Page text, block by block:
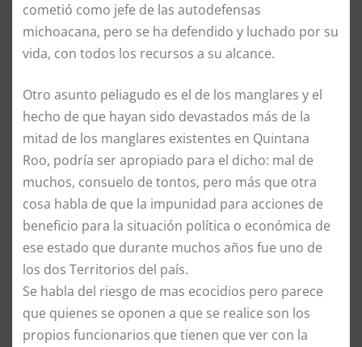
cometió como jefe de las autodefensas
michoacana, pero se ha defendido y luchado por su
vida, con todos los recursos a su alcance.
Otro asunto peliagudo es el de los manglares y el
hecho de que hayan sido devastados más de la
mitad de los manglares existentes en Quintana
Roo, podría ser apropiado para el dicho: mal de
muchos, consuelo de tontos, pero más que otra
cosa habla de que la impunidad para acciones de
beneficio para la situación política o económica de
ese estado que durante muchos años fue uno de
los dos Territorios del país.
Se habla del riesgo de mas ecocidios pero parece
que quienes se oponen a que se realice son los
propios funcionarios que tienen que ver con la